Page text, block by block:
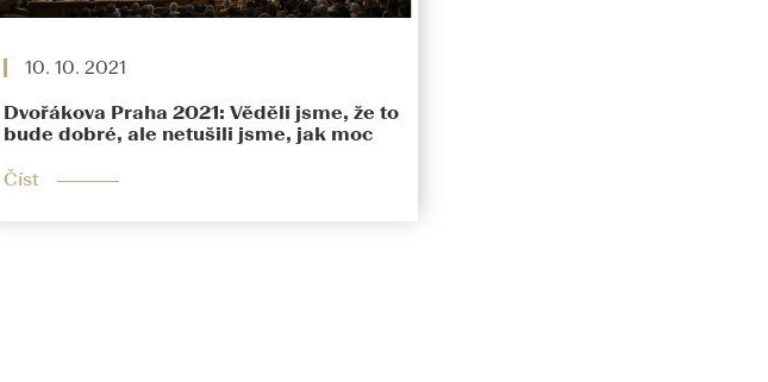
10. 10. 2021
Dvořákova Praha 2021: Věděli jsme, že to
bude dobré, ale netušili jsme, jak moc
Číst